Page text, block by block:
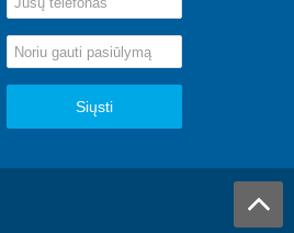
Siųsti